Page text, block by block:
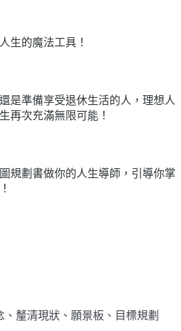
生的魔法工具！
是準備享受退休生活的人，理想人
再次充滿無限可能！
規劃書做你的人生導師，引導你掌
釐清現狀、願景板、目標規劃